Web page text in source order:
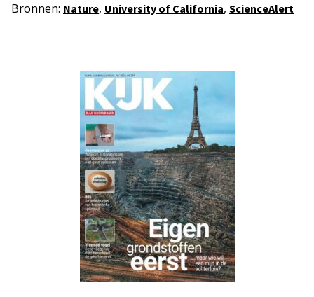
Bronnen: Nature, University of California, ScienceAlert